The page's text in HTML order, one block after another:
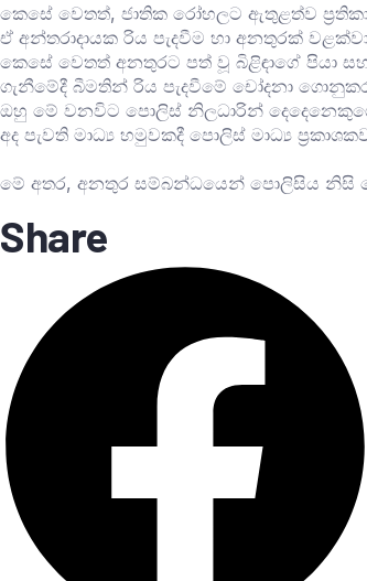
කෙසේ වෙතත්, ජාතික රෝහලට ඇතුළත්ව
ඒ අන්තරාදායක රිය පැදවීම හා අනතුරක්
කෙසේ වෙතත් අනතුරට පත් වූ බිළිඳාගේ පියා
ගැනීමේදී බීමතින් රිය පැදවීමේ චෝදනා
‍ඔහු මේ වනවිට පොලිස් නිලධාරින්
අද පැවති මාධ්‍ය හමුවකදී පොලිස් මාධ්‍ය
‍මේ අතර, අනතුර සම්බන්ධයෙන් පොලිසිය නිසි
Share